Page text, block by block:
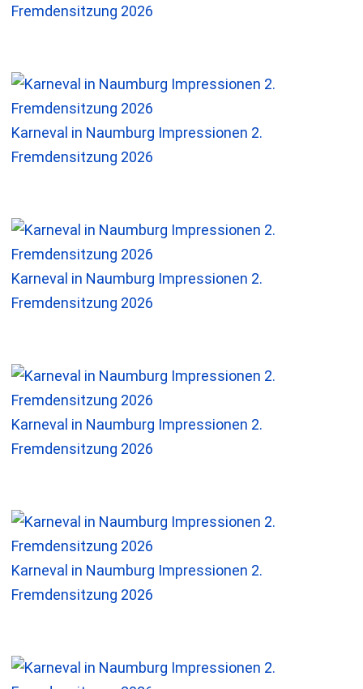
Fremdensitzung 2026
Karneval in Naumburg Impressionen 2.
Fremdensitzung 2026
Karneval in Naumburg Impressionen 2.
Fremdensitzung 2026
Karneval in Naumburg Impressionen 2.
Fremdensitzung 2026
Karneval in Naumburg Impressionen 2.
Fremdensitzung 2026